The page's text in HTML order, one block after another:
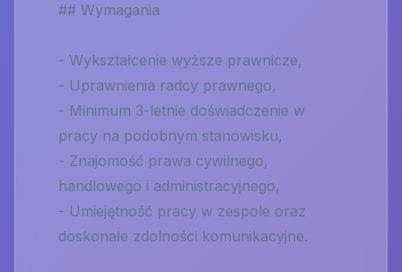
## Wymagania
- Wykształcenie wyższe prawnicze,
- Uprawnienia radcy prawnego,
- Minimum 3-letnie doświadczenie w
pracy na podobnym stanowisku,
- Znajomość prawa cywilnego,
handlowego i administracyjnego,
- Umiejętność pracy w zespole oraz
doskonałe zdolności komunikacyjne.